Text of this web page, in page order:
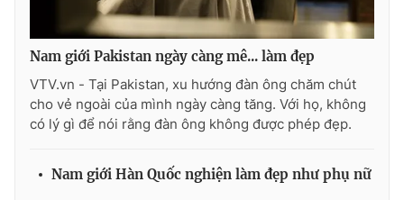
® Cấm sao chép dưới mọi hình thức nếu không có sự chấp
thuận bằng văn bản. Ghi rõ nguồn VTV.vn khi phát hành lại
Nam giới Pakistan ngày càng mê... làm đẹp
VTV.vn - Tại Pakistan, xu hướng đàn ông chăm chút
cho vẻ ngoài của mình ngày càng tăng. Với họ, không
có lý gì để nói rằng đàn ông không được phép đẹp.
Nam giới Hàn Quốc nghiện làm đẹp như phụ nữ